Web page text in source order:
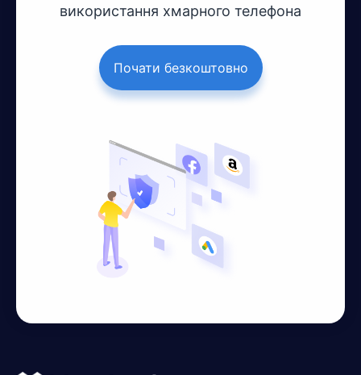
використання хмарного телефона
Почати безкоштовно